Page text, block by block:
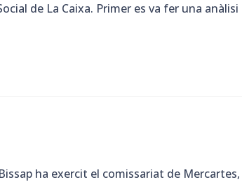
de La Caixa. Primer es va fer una
ha exercit el comissariat de